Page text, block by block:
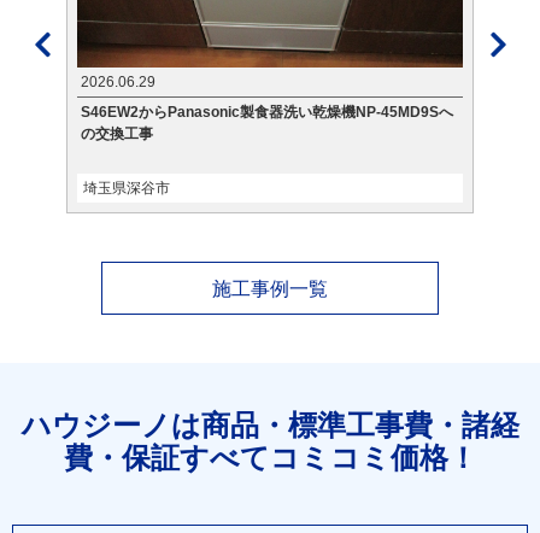
2026.06.29
S46EW2からPanasonic製食器洗い乾燥機NP-45MD9Sへ
の交換工事
埼玉県深谷市
施工事例一覧
ハウジーノは商品・標準工事費・諸経
費・保証すべてコミコミ価格！